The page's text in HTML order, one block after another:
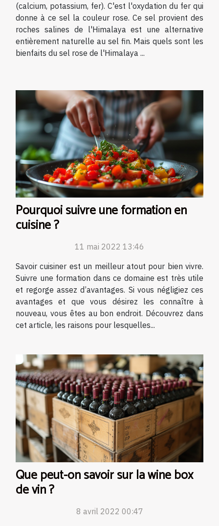
(calcium, potassium, fer). C'est l'oxydation du fer qui
donne à ce sel la couleur rose. Ce sel provient des
roches salines de l'Himalaya est une alternative
entièrement naturelle au sel fin. Mais quels sont les
bienfaits du sel rose de l'Himalaya ...
Pourquoi suivre une formation en
cuisine ?
11 mai 2022 13:46
Savoir cuisiner est un meilleur atout pour bien vivre.
Suivre une formation dans ce domaine est très utile
et regorge assez d’avantages. Si vous négligiez ces
avantages et que vous désirez les connaître à
nouveau, vous êtes au bon endroit. Découvrez dans
cet article, les raisons pour lesquelles...
Que peut-on savoir sur la wine box
de vin ?
8 avril 2022 00:47